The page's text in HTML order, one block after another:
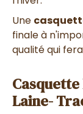
Une
finale à
qualité qui
Laine-